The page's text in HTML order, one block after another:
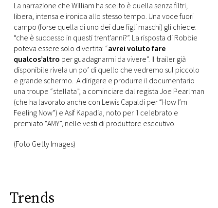
TV
PRINCIPATO
DI
MONACO
RMC
CONSIGLIA
La narrazione che William ha scelto è quella senza filtri,
libera, intensa e ironica allo stesso tempo. Una voce fuori
campo (forse quella di uno dei due figli maschi) gli chiede:
“che è successo in questi trent’anni?”. La risposta di Robbie
poteva essere solo divertita: “avrei voluto fare
qualcos’altro per guadagnarmi da vivere”. Il trailer già
disponibile rivela un po’ di quello che vedremo sul piccolo
e grande schermo. A dirigere e produrre il documentario
una troupe “stellata”, a cominciare dal regista Joe Pearlman
(che ha lavorato anche con Lewis Capaldi per “How I’m
Feeling Now”) e Asif Kapadia, noto per il celebrato e
premiato “AMY”, nelle vesti di produttore esecutivo.
(Foto Getty Images)
Trends